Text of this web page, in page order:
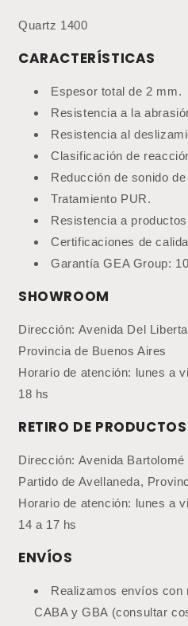
m2
Quartz 1400
CARACTERÍSTICAS
Espesor total de 2 mm.
Resistencia a la
Resistencia al
Clasificación de
Reducción de sonido
Tratamiento PUR.
Resistencia a
Certificaciones de
Garantía GEA Group:
SHOWROOM
Dirección: Avenida Del
Provincia de Buenos Aires
Horario de atención: lunes a
18 hs
RETIRO DE PRODUCTOS
Dirección: Avenida
Partido de Avellaneda,
Horario de atención: lunes a
14 a 17 hs
ENVÍOS
Realizamos envíos con
CABA y GBA (consultar